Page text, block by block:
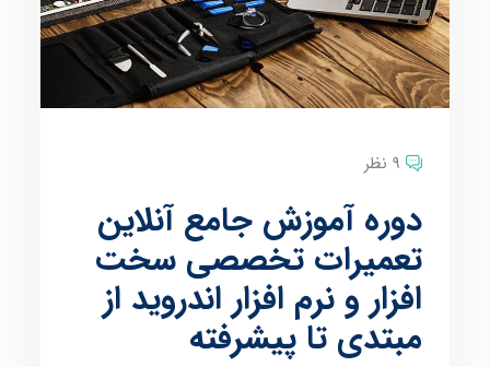
9 نظر
دوره آموزش جامع آنلاین
تعمیرات تخصصی سخت
افزار و نرم افزار اندروید از
مبتدی تا پیشرفته